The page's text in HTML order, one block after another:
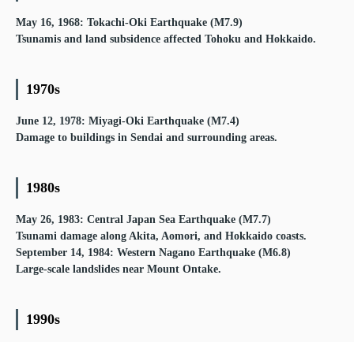
May 16, 1968: Tokachi-Oki Earthquake (M7.9)
Tsunamis and land subsidence affected Tohoku and Hokkaido.
1970s
June 12, 1978: Miyagi-Oki Earthquake (M7.4)
Damage to buildings in Sendai and surrounding areas.
1980s
May 26, 1983: Central Japan Sea Earthquake (M7.7)
Tsunami damage along Akita, Aomori, and Hokkaido coasts.
September 14, 1984: Western Nagano Earthquake (M6.8)
Large-scale landslides near Mount Ontake.
1990s